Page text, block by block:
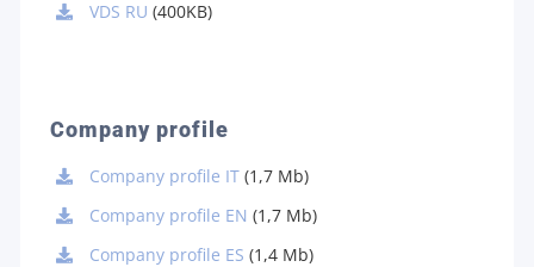
VDS RU (400KB)
Company profile
Company profile IT (1,7 Mb)
Company profile EN (1,7 Mb)
Company profile ES (1,4 Mb)